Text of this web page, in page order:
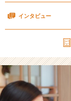
インタビュー